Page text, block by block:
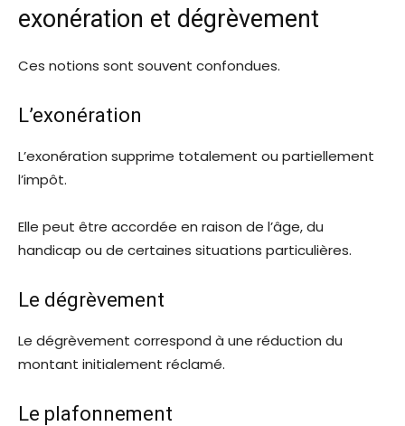
exonération et dégrèvement
Ces notions sont souvent confondues.
L’exonération
L’exonération supprime totalement ou partiellement
l’impôt.
Elle peut être accordée en raison de l’âge, du
handicap ou de certaines situations particulières.
Le dégrèvement
Le dégrèvement correspond à une réduction du
montant initialement réclamé.
Le plafonnement